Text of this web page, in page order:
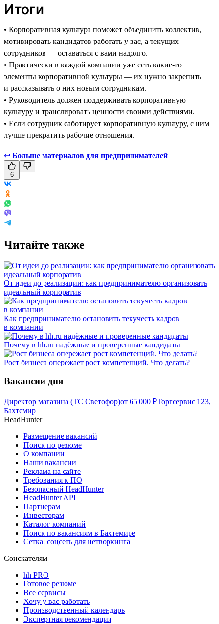
Итоги
• Корпоративная культура поможет объединить коллектив,
мотивировать кандидатов работать у вас, а текущих
сотрудников — оставаться с вами надолго.
• Практически в каждой компании уже есть какие-то
элементы корпоративной культуры — их нужно закрепить
и рассказывать о них новым сотрудникам.
• Руководитель должен поддерживать корпоративную
культуру и транслировать ценности своими действиями.
• Если сотрудник саботирует корпоративную культуру, с ним
лучше прекратить рабочие отношения.
↩ Больше материалов для предпринимателей
6
Читайте также
От идеи до реализации: как предпринимателю организовать
идеальный корпоратив
Как предпринимателю остановить текучесть кадров
в компании
Почему в hh.ru надёжные и проверенные кандидаты
Рост бизнеса опережает рост компетенций. Что делать?
Вакансии дня
Директор магазина (ТС Светофор)от 65 000 ₽Торгсервис 123,
Бахтемир
HeadHunter
Размещение вакансий
Поиск по резюме
О компании
Наши вакансии
Реклама на сайте
Требования к ПО
Безопасный HeadHunter
HeadHunter API
Партнерам
Инвесторам
Каталог компаний
Поиск по вакансиям в Бахтемире
Сетка: соцсеть для нетворкинга
Соискателям
hh PRO
Готовое резюме
Все сервисы
Хочу у вас работать
Производственный календарь
Экспертная рекомендация